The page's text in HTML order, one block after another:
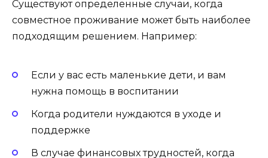
Существуют определенные случаи, когда
совместное проживание может быть наиболее
подходящим решением. Например:
Если у вас есть маленькие дети, и вам
нужна помощь в воспитании
Когда родители нуждаются в уходе и
поддержке
В случае финансовых трудностей, когда